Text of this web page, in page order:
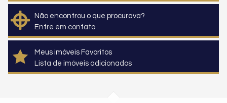
Não encontrou o que procurava?
Entre em contato
Meus imóveis Favoritos
Lista de imóveis adicionados